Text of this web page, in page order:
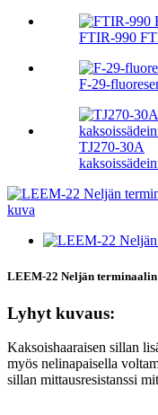
FTIR-990
F-29-
TJ270-30A
LEEM-22 Neljän terminaalin
Lyhyt kuvaus:
Kaksoishaaraisen sillan
myös nelinapaisella
sillan mittausresistanssi